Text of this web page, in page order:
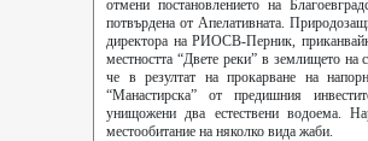
отмени постановлението на
потвърдена от Апелативната.
директора на РИОСВ-Перник,
местността “Двете реки” в землището на
че в резултат на прокарване на
“Манастирска” от предишния
унищожени два естествени водоема.
местообитание на няколко вида жаби.